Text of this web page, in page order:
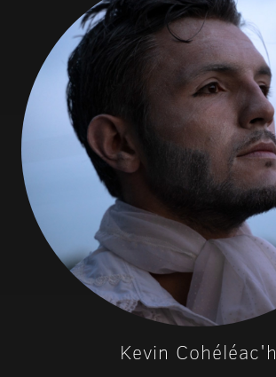
Kevin Cohéléac'h